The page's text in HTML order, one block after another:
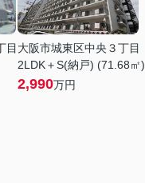
目 大阪市城東区中央３丁目
2LDK＋S(納戸) (71.68㎡)
2,990万円